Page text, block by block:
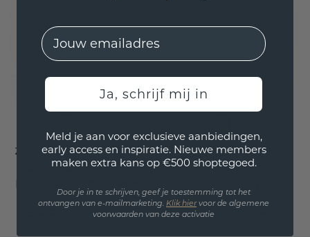
Zegelring Benjamin 4
585 goud groene
€ 2.231,19 € 2.789,-
Zegelring Brent 1 585
goud groene
€ 1.548,-
EMail
Ja, schrijf mij in
Meld je aan voor exclusieve aanbiedingen,
early access en inspiratie. Nieuwe members
maken extra kans op €500 shoptegoed.
Door je in te schrijven, geef je toestemming tot het
ontvangen van e-mailmarketing. Klik hiervoor de algemene
voorwaarden van deze activatie